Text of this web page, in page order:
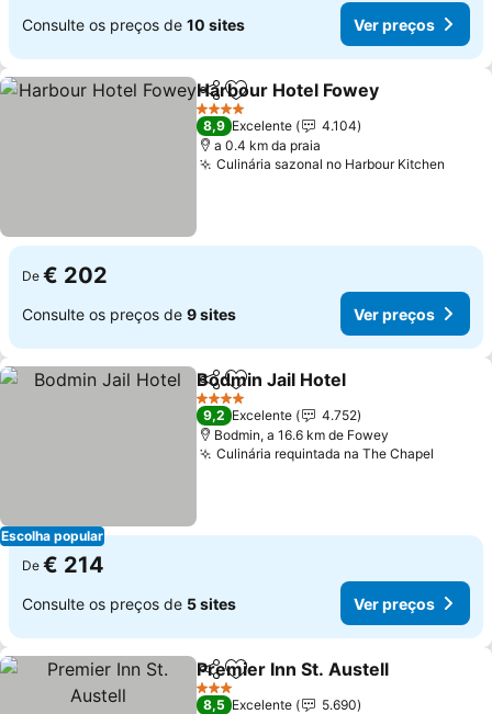
Consulte os preços de 10 sites Ver preços
PartilharAdicionar aos favoritos
Harbour Hotel Fowey
4 Estrelas
8,9 Excelente
4.104
a 0.4 km da praia
Culinária sazonal no Harbour Kitchen
De € 202
Consulte os preços de 9 sites Ver preços
Escolha popular
PartilharAdicionar aos favoritos
Bodmin Jail Hotel
4 Estrelas
9,2 Excelente
4.752
Bodmin, a 16.6 km de Fowey
Culinária requintada na The Chapel
De € 214
Consulte os preços de 5 sites Ver preços
PartilharAdicionar aos favoritos
Premier Inn St. Austell
3 Estrelas
8,5 Excelente
5.690